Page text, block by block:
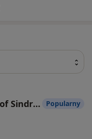
dr n. med. Krzysztof Sindrewicz Popularny